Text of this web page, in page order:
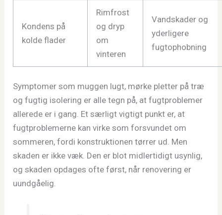
Kondens på
kolde flader
Rimfrost
og dryp
om
vinteren
Vandskader og
yderligere
fugtophobning
Symptomer som muggen lugt, mørke pletter på træ
og fugtig isolering er alle tegn på, at fugtproblemer
allerede er i gang. Et særligt vigtigt punkt er, at
fugtproblemerne kan virke som forsvundet om
sommeren, fordi konstruktionen tørrer ud. Men
skaden er ikke væk. Den er blot midlertidigt usynlig,
og skaden opdages ofte først, når renovering er
uundgåelig.